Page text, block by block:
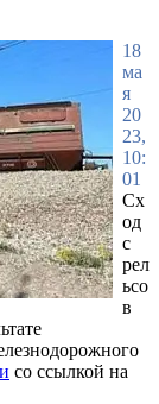
18
ма
я
20
23,
10:
01
Сх
од
с
рел
ьсо
в
со ссылкой на